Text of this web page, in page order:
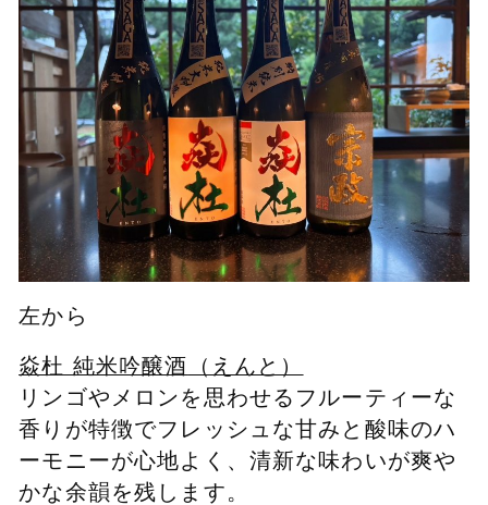
左から
焱杜 純米吟醸酒 （えんと）
リンゴやメロンを思わせるフルーティーな
香りが特徴でフレッシュな甘みと酸味のハ
ーモニーが心地よく、清新な味わいが爽や
かな余韻を残します。